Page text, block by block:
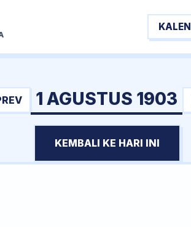
1 AGUSTUS 1903
KEMBALI KE HARI INI